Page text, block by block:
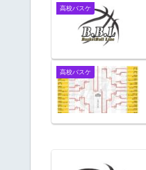
高校バスケ
高校バスケ